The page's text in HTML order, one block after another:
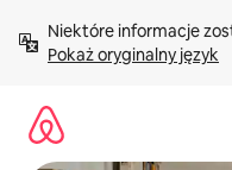
treści Pokaż oryginalny język